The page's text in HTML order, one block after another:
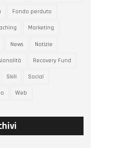
Fondo perduto
Marketing
News Notizie
Recovery Fund
Skill Social
Web